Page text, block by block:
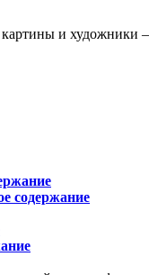
содержание